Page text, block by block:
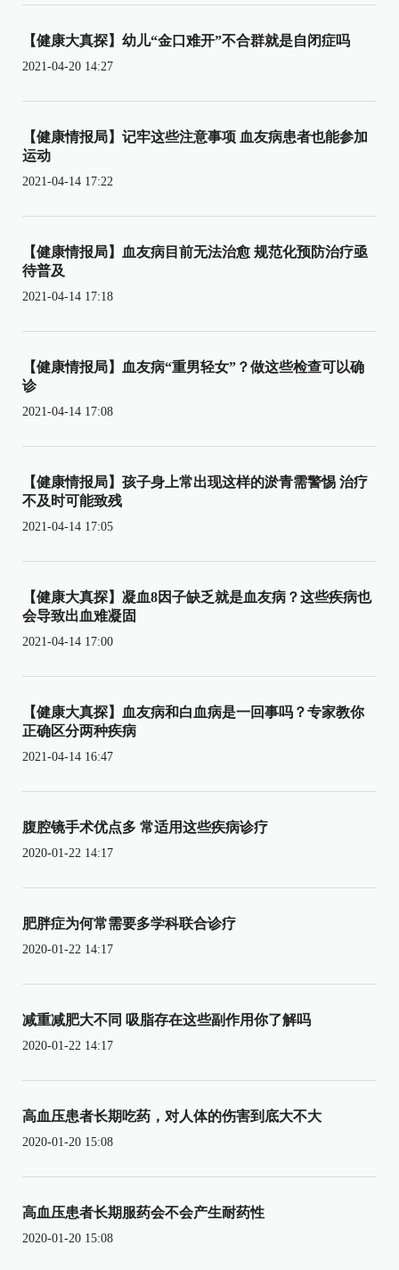
【健康大真探】幼儿“金口难开”不合群就是自闭症吗
2021-04-20 14:27
【健康情报局】记牢这些注意事项 血友病患者也能参加
运动
2021-04-14 17:22
【健康情报局】血友病目前无法治愈 规范化预防治疗亟
待普及
2021-04-14 17:18
【健康情报局】血友病“重男轻女”？做这些检查可以确
诊
2021-04-14 17:08
【健康情报局】孩子身上常出现这样的淤青需警惕 治疗
不及时可能致残
2021-04-14 17:05
【健康大真探】凝血8因子缺乏就是血友病？这些疾病也
会导致出血难凝固
2021-04-14 17:00
【健康大真探】血友病和白血病是一回事吗？专家教你
正确区分两种疾病
2021-04-14 16:47
腹腔镜手术优点多 常适用这些疾病诊疗
2020-01-22 14:17
肥胖症为何常需要多学科联合诊疗
2020-01-22 14:17
减重减肥大不同 吸脂存在这些副作用你了解吗
2020-01-22 14:17
高血压患者长期吃药，对人体的伤害到底大不大
2020-01-20 15:08
高血压患者长期服药会不会产生耐药性
2020-01-20 15:08